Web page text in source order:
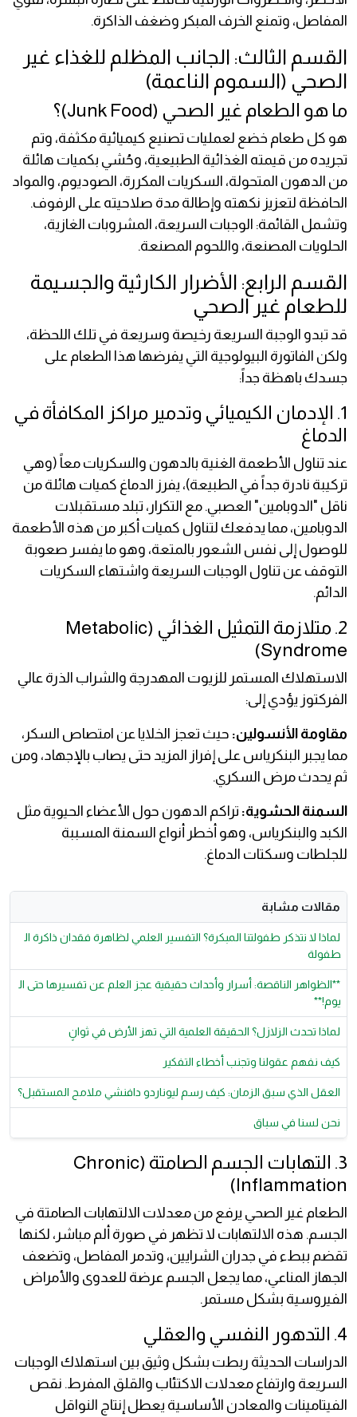
المفاصل، وتمنع الخرف المبكر وضغف الذاكرة.
القسم الثالث: الجانب المظلم للغذاء غير
الصحي (السموم الناعمة)
ما هو الطعام غير الصحي (Junk Food)؟
هو كل طعام خضع لعمليات تصنيع كيميائية مكثفة، وتم
تجريده من قيمته الغذائية الطبيعية، وحُشي بكميات هائلة
من الدهون المتحولة، السكريات المكررة، الصوديوم، والمواد
الحافظة لتعزيز نكهته وإطالة مدة صلاحيته على الرفوف.
وتشمل القائمة: الوجبات السريعة، المشروبات الغازية،
الحلويات المصنعة، واللحوم المصنعة.
القسم الرابع: الأضرار الكارثية والجسيمة
للطعام غير الصحي
قد تبدو الوجبة السريعة رخيصة وسريعة في تلك اللحظة،
ولكن الفاتورة البيولوجية التي يفرضها هذا الطعام على
جسدك باهظة جداً:
1. الإدمان الكيميائي وتدمير مراكز المكافأة في
الدماغ
عند تناول الأطعمة الغنية بالدهون والسكريات معاً (وهي
تركيبة نادرة جداً في الطبيعة)، يفرز الدماغ كميات هائلة من
ناقل "الدوبامين" العصبي. مع التكرار، تبلد مستقبلات
الدوبامين، مما يدفعك لتناول كميات أكبر من هذه الأطعمة
للوصول إلى نفس الشعور بالمتعة، وهو ما يفسر صعوبة
التوقف عن تناول الوجبات السريعة واشتهاء السكريات
الدائم.
2. متلازمة التمثيل الغذائي (Metabolic
Syndrome)
الاستهلاك المستمر للزيوت المهدرجة والشراب الذرة عالي
الفركتوز يؤدي إلى:
مقاومة الأنسولين: حيث تعجز الخلايا عن امتصاص السكر،
مما يجبر البنكرياس على إفراز المزيد حتى يصاب بالإجهاد، ومن
ثم يحدث مرض السكري.
السمنة الحشوية: تراكم الدهون حول الأعضاء الحيوية مثل
الكبد والبنكرياس، وهو أخطر أنواع السمنة المسببة
للجلطات وسكتات الدماغ.
مقالات مشابة
لماذا لا نتذكر طفولتنا المبكرة؟ التفسير العلمي لظاهرة فقدان ذاكرة ال
طفولة
**الظواهر الناقصة: أسرار وأحداث حقيقية عجز العلم عن تفسيرها حتى ال
يوم!**
لماذا تحدث الزلازل؟ الحقيقة العلمية التي تهز الأرض في ثوانٍ
كيف نفهم عقولنا وتجنب أخطاء التفكير
العقل الذي سبق الزمان: كيف رسم ليوناردو دافنشي ملامح المستقبل؟
نحن لسنا في سباق
3. التهابات الجسم الصامتة (Chronic
Inflammation)
الطعام غير الصحي يرفع من معدلات الالتهابات الصامتة في
الجسم. هذه الالتهابات لا تظهر في صورة ألم مباشر، لكنها
تقضم ببطء في جدران الشرايين، وتدمر المفاصل، وتضعف
الجهاز المناعي، مما يجعل الجسم عرضة للعدوى والأمراض
الفيروسية بشكل مستمر.
4. التدهور النفسي والعقلي
الدراسات الحديثة ربطت بشكل وثيق بين استهلاك الوجبات
السريعة وارتفاع معدلات الاكتئاب والقلق المفرط. نقص
الفيتامينات والمعادن الأساسية يعطل إنتاج النواقل